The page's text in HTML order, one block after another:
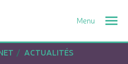
ACTUALITÉS